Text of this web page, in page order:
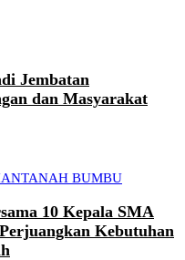
Jembatan
dan Masyarakat
TANAH BUMBU
10 Kepala SMA
Kebutuhan